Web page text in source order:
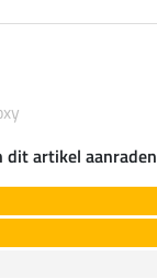
dit artikel aanraden